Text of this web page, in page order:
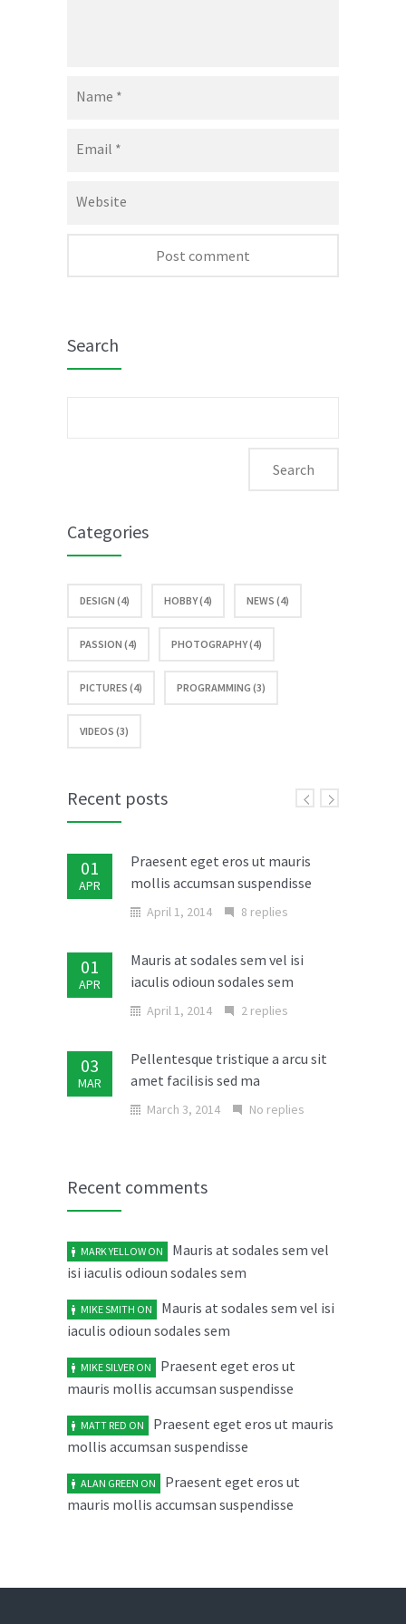
Name *
Email *
Website
Search
Categories
DESIGN (4) HOBBY (4) NEWS (4)
PASSION (4) PHOTOGRAPHY (4)
PICTURES (4) PROGRAMMING (3)
VIDEOS (3)
Recent posts
01
APR
Praesent eget eros ut mauris
mollis accumsan suspendisse
April 1, 2014 8 replies
01
APR
Mauris at sodales sem vel isi
iaculis odioun sodales sem
April 1, 2014 2 replies
03
MAR
Pellentesque tristique a arcu sit
amet facilisis sed ma
March 3, 2014 No replies
MAR
04
FEB
Cras elit ligula scelerisque
accumsan tristique quis
February 4, 2014 No replies
03
FEB
Maecenas risus metus malesuada
ut libero in
JAN
Aenean vel dolor volutpat
sollicitudin neque rhon
January 5, 2014 No replies
Recent comments
MARK YELLOW ON
Mauris at sodales sem vel
isi iaculis odioun sodales sem
MIKE SMITH ON
Mauris at sodales sem vel isi
iaculis odioun sodales sem
MIKE SILVER ON
Praesent eget eros ut
mauris mollis accumsan suspendisse
MATT RED ON
Praesent eget eros ut mauris
mollis accumsan suspendisse
ALAN GREEN ON
Praesent eget eros ut
mauris mollis accumsan suspendisse